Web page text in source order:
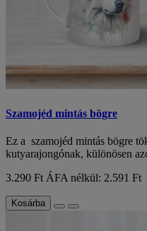
Szamojéd mintás bögre
Ez a szamojéd mintás bögre
kutyarajongónak, különösen
3.290 FtÁFA nélkül: 2.591 Ft
Kosárba